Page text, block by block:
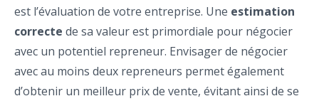
est l’évaluation de votre entreprise. Une estimation
correcte de sa valeur est primordiale pour négocier
avec un potentiel repreneur. Envisager de négocier
avec au moins deux repreneurs permet également
d’obtenir un meilleur prix de vente, évitant ainsi de se